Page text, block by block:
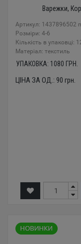
Варежки,
Артикул: 1437896502
Розміри: 4-6
Кількість в упаковці:
Mатеріал: текстиль
УПАКОВКА: 1080 ГРН.
ЦІНА ЗА ОД.: 90 грн.